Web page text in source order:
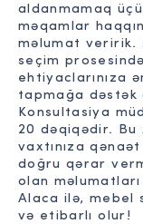
aldanmamaq
məqamlar
məlumat veririk.
seçim
ehtiyaclarınıza
tapmağa dəstək
Konsultasiya
20 dəqiqədir. Bu
vaxtınıza
doğru qərar
olan
Alaca ilə, mebel
və etibarlı olur!